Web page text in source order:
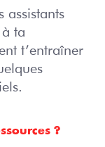
assistants
ta
t’entraîner
?